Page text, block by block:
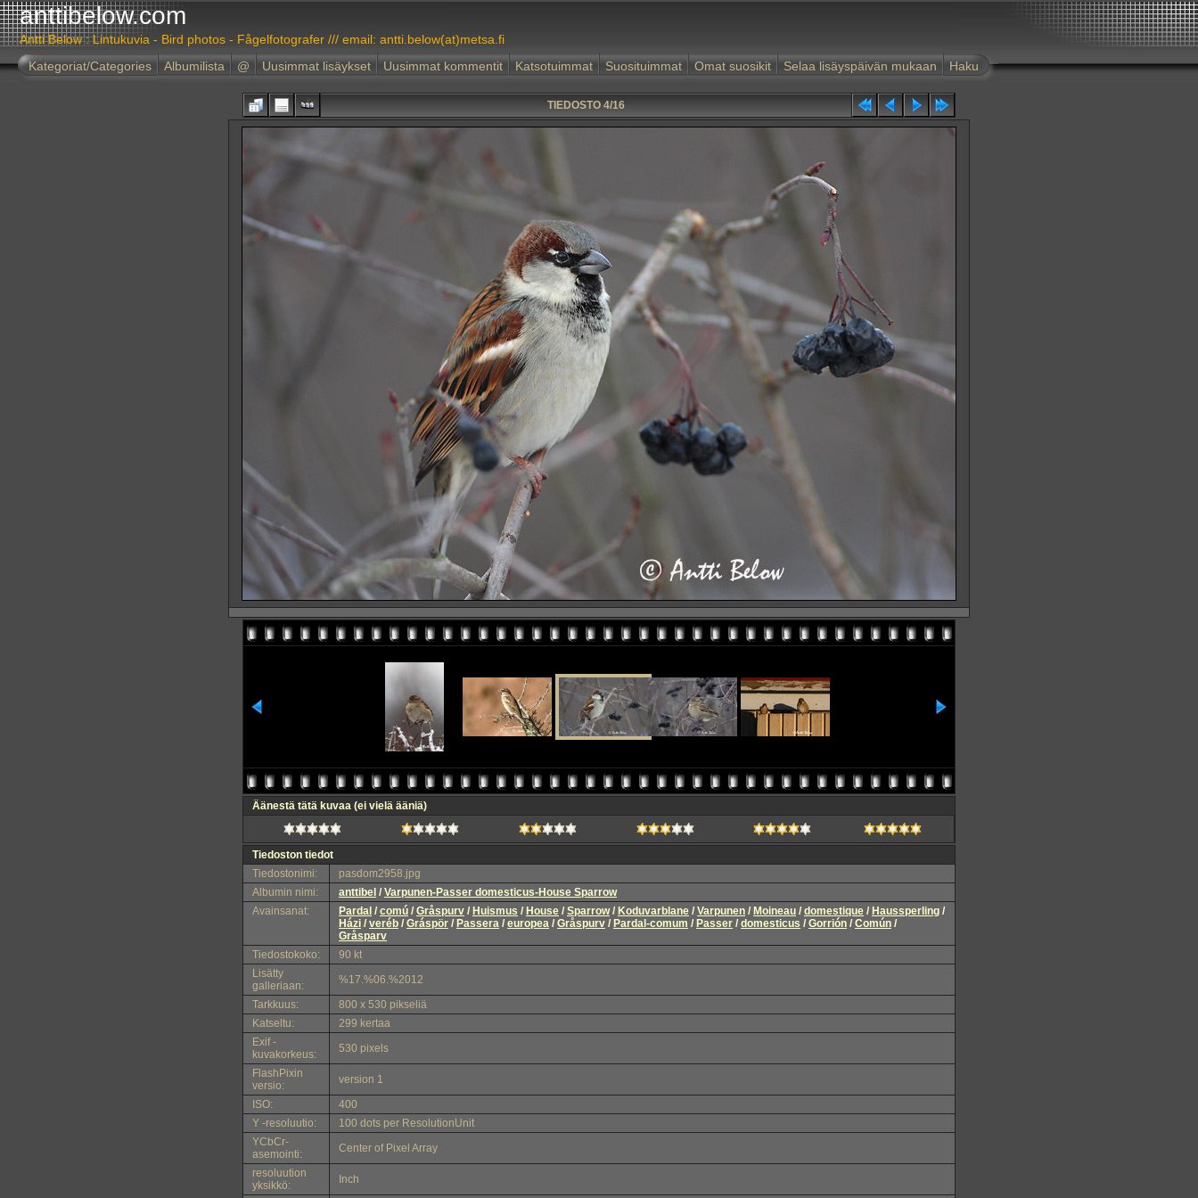
anttibelow.com
Antti Below : Lintukuvia - Bird photos - Fågelfotografer /// email: antti.below(at)metsa.fi
Kategoriat/Categories
Albumilista @ Uusimmat lisäykset Uusimmat kommentit Katsotuimmat Suosituimmat Omat suosikit Selaa lisäyspäivän mukaan Haku
TIEDOSTO 4/16
Äänestä tätä kuvaa (ei vielä ääniä)
Tiedoston tiedot
Tiedostonimi:
pasdom2958.jpg
Albumin nimi:
anttibel / Varpunen-Passer domesticus-House Sparrow
Avainsanat:
Pardal / comú / Gråspurv / Huismus / House / Sparrow/ Koduvarblane / Varpunen / Moineau / domestique / Haussperling /
Házi / veréb / Gráspör / Passera / europea / Gråspurv / Pardal-comum / Passer / domesticus / Gorrión / Común /
Gråsparv
Tiedostokoko:
90 kt
Lisätty
galleriaan:
%17.%06.%2012
Tarkkuus:
800 x 530 pikseliä
Katseltu:
299 kertaa
Exif -
kuvakorkeus:
530 pixels
FlashPixin
versio:
version 1
ISO:
400
Y -resoluutio:
100 dots per ResolutionUnit
YCbCr-
asemointi:
Center of Pixel Array
resoluution
yksikkö:
Inch